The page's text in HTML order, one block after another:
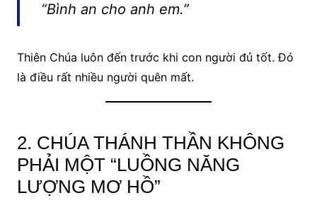
“Bình an cho anh em.”
Thiên Chúa luôn đến trước khi con người đủ tốt. Đó
là điều rất nhiều người quên mất.
2. CHÚA THÁNH THẦN KHÔNG
PHẢI MỘT “LUỒNG NĂNG
LƯỢNG MƠ HỒ”